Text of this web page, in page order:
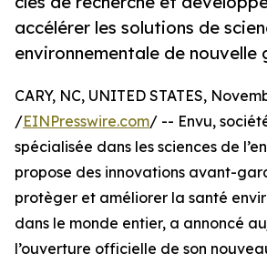
accélérer les solutions de
environnementale de nouvelle
CARY, NC, UNITED STATES,
/EINPresswire.com/ -- Envu,
spécialisée dans les sciences de
propose des innovations avant-
protèger et améliorer la santé
dans le monde entier, a annoncé
l’ouverture officielle de son